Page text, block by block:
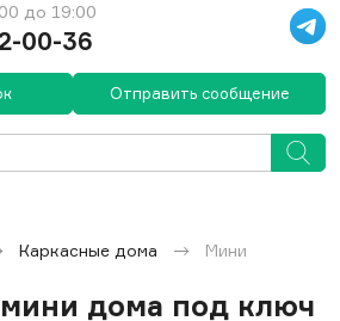
до 19:00
00-36
Отправить сообщение
Каркасные дома Мини
дома под ключ